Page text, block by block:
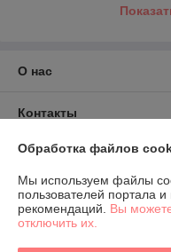
О нас
Контакты
Доставка и оплата
График работы
Обработка файлов
Мы используем файлы
пользователей портала
рекомендаций. Вы
отключить их.